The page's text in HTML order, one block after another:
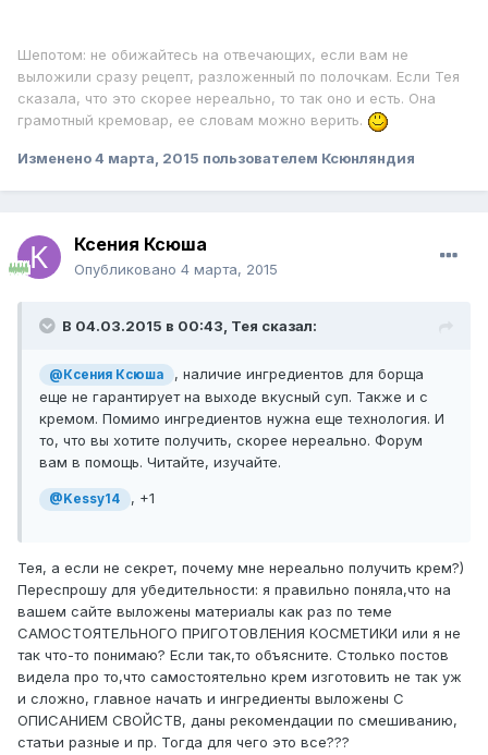
Шепотом: не обижайтесь на отвечающих, если вам не
выложили сразу рецепт, разложенный по полочкам. Если Тея
сказала, что это скорее нереально, то так оно и есть. Она
грамотный кремовар, ее словам можно верить.
Изменено4 марта, 2015 пользователем Ксюнляндия
Ксения Ксюша
Опубликовано 4 марта, 2015
В 04.03.2015 в 00:43, Тея сказал:
@Ксения Ксюша
, наличие ингредиентов для борща
еще не гарантирует на выходе вкусный суп. Также и с
кремом. Помимо ингредиентов нужна еще технология. И
то, что вы хотите получить, скорее нереально. Форум
вам в помощь. Читайте, изучайте.
@Kessy14 , +1
Тея, а если не секрет, почему мне нереально получить крем?)
Переспрошу для убедительности: я правильно поняла,что на
вашем сайте выложены материалы как раз по теме
САМОCТОЯТЕЛЬНОГО ПРИГОТОВЛЕНИЯ КОСМЕТИКИ или я не
так что-то понимаю? Если так,то объясните. Столько постов
видела про то,что самостоятельно крем изготовить не так уж
и сложно, главное начать и ингредиенты выложены С
ОПИСАНИЕМ СВОЙСТВ, даны рекомендации по смешиванию,
статьи разные и пр. Тогда для чего это все???